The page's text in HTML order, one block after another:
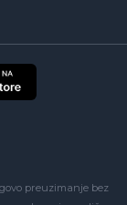
preuzimanje bez